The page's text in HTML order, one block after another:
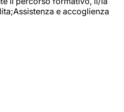
e accoglienza